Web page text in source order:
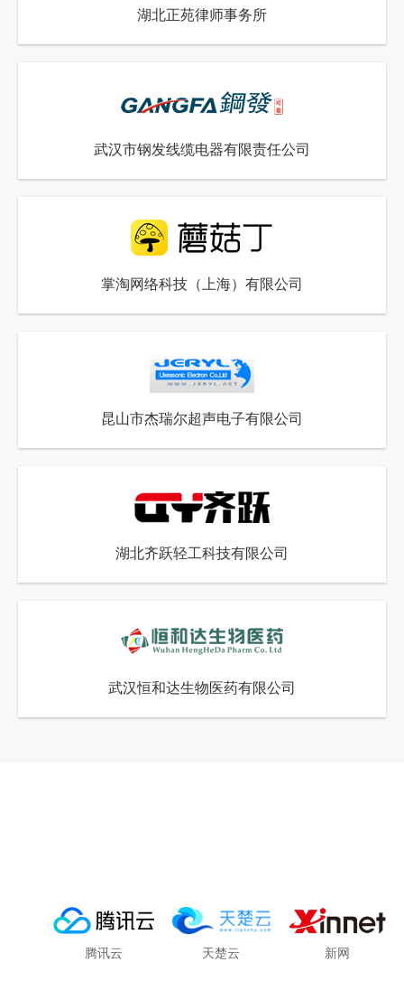
湖北正苑律师事务所
武汉市钢发线缆电器有限责任公司
掌淘网络科技（上海）有限公司
昆山市杰瑞尔超声电子有限公司
湖北齐跃轻工科技有限公司
武汉恒和达生物医药有限公司
腾讯云 天楚云 新网